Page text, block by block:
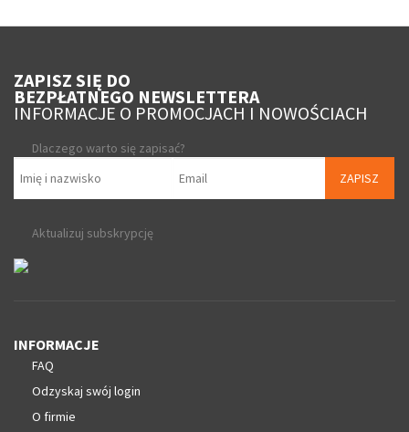
ZAPISZ SIĘ DO
BEZPŁATNEGO NEWSLETTERA
INFORMACJE O PROMOCJACH I NOWOŚCIACH
Dlaczego warto się zapisać?
ZAPISZ
Aktualizuj subskrypcję
INFORMACJE
FAQ
Odzyskaj swój login
O firmie